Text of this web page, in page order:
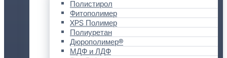
Полистирол
Фитополимер
XPS Полимер
Полиуретан
Дюрополимер®
МДФ и ЛДФ